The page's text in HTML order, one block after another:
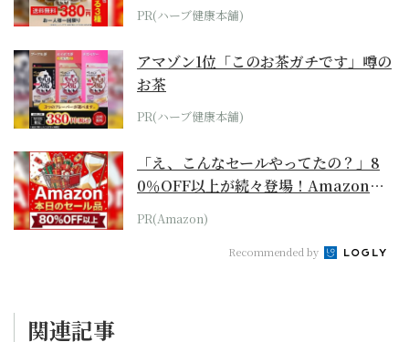
PR(ハーブ健康本舗)
アマゾン1位「このお茶ガチです」噂の
お茶
PR(ハーブ健康本舗)
「え、こんなセールやってたの？」8
0％OFF以上が続々登場！Amazonの
本気が...
PR(Amazon)
Recommended by
関連記事